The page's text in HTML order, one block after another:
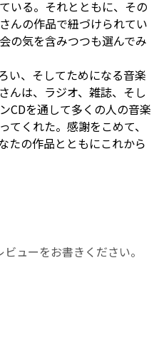
いる。それとともに、その
んの作品で紐づけられてい
の気を含みつつも選んでみ
い、そしてためになる音楽
んは、ラジオ、雑誌、そし
CDを通して多くの人の音楽
てくれた。感謝をこめて、
たの作品とともにこれから
ューをお書きください。